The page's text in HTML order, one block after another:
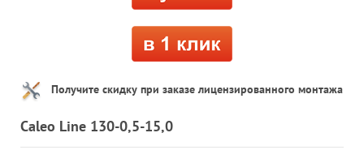
Получите скидку при заказе лицензированного монтажа
Caleo Line 130-0,5-15,0